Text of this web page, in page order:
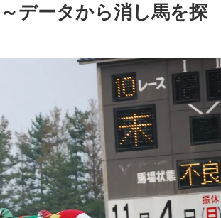
ータから消し馬を探